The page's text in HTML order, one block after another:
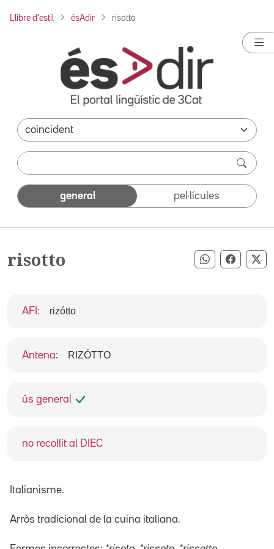
Llibre d'estil ésAdir risotto
general pel·lícules
risotto Compartir
ús general
no recollit al DIEC
AFI : rizótto
Antena: RIZÓTTO
Italianisme.
Arròs tradicional de la cuina italiana.